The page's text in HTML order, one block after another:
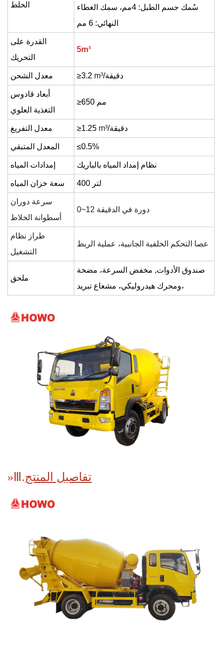
الخلط
سُمك جسم الطبل: 4مم، سمك الغطاء
النهائي: 6 مم
القدرة على
التحريك
5m³
معدل الشحن ≥3.2 m³ /دقيقة
أبعاد قادوس
التغذية العلوي
≥650 مم
معدل التفريغ ≥1.25 m³ /دقيقة
المعدل المتبقي ≤0.5%
إمدادات المياه نظام إمداد المياه بالباريك
سعة خزان المياه 400 لتر
سرعة دوران
أسطوانة الخلاط
0~12 دورة في الدقيقة
طراز نظام
التشغيل
عصا التحكم الخلفية الجانبية، عملية الربط
ملحق
صندوق الأدوات, مخفض السرعة، مضخة
ومحرك هيدروليكي، مشعاع تبريد،
» Ⅲ.تفاصيل المنتج